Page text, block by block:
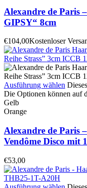
Alexandre de Paris
GIPSY“ 8cm
€104,00Kostenloser
Ausführung wählen
Die Optionen können auf
Gelb
Orange
Alexandre de Paris
Vendôme Disco mit
€53,00